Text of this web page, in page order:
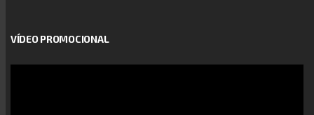
VÍDEO PROMOCIONAL